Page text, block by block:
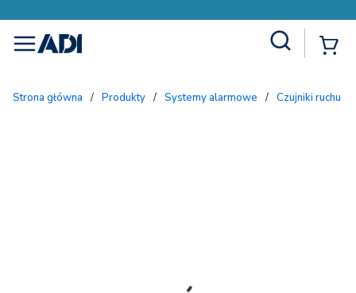
menu
Strona główna / Produkty / Systemy alarmowe / Czujniki ruchu